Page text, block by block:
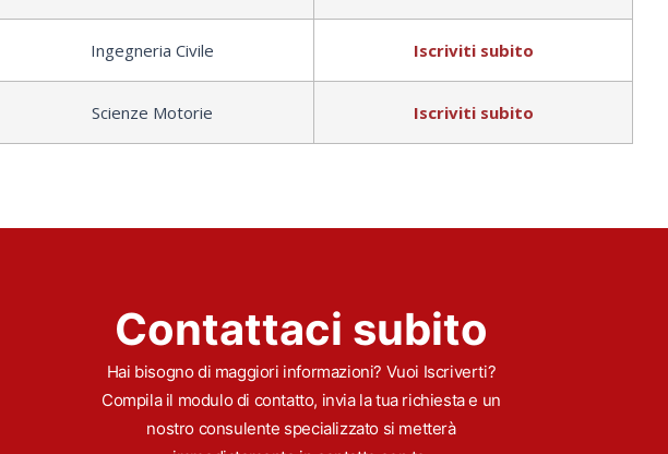
Ingegneria Civile Iscriviti subito
Scienze Motorie Iscriviti subito
Contattaci subito
Hai bisogno di maggiori informazioni? Vuoi Iscriverti?
Compila il modulo di contatto, invia la tua richiesta e un
nostro consulente specializzato si metterà